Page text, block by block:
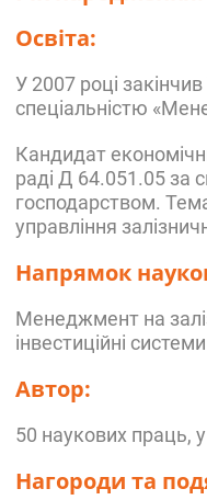
Освіта:
У 2007 році
спеціальністю
Кандидат
раді Д 64.051.05 за
господарством.
управління
Напрямок
Менеджмент на
інвестиційні системи
Автор:
50 наукових праць,
Нагороди та